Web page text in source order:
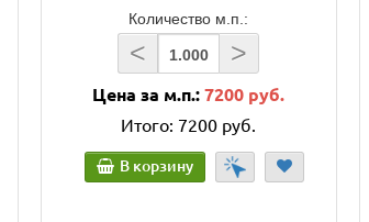
Количество м.п.:
< >
Цена за м.п.:7200 руб.
Итого: 7200 руб.
В корзину